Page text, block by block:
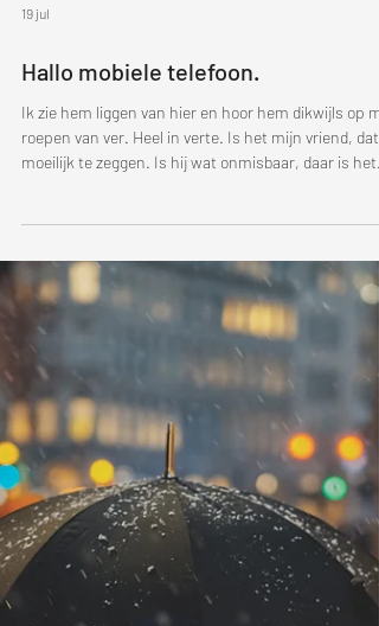
19 jul
Hallo mobiele telefoon.
Ik zie hem liggen van hier en hoor hem dikwijls op
roepen van ver. Heel in verte. Is het mijn vriend, dat is
moeilijk te zeggen. Is hij wat onmisbaar, daar is het
antwoord al wat gemakkelijker op te geven. Zelfs
zonder enig verder nadenken, zonder de
te moeten fronsen. Zonder rimpels te forceren. Die
mogen gewoon op hun dagdagelijkse plaats blijven.
Het blijft natuurlijk maar een levensloos ding, een
banaal in ieders bezit zijnde gebruiksvoorwerp. Iets